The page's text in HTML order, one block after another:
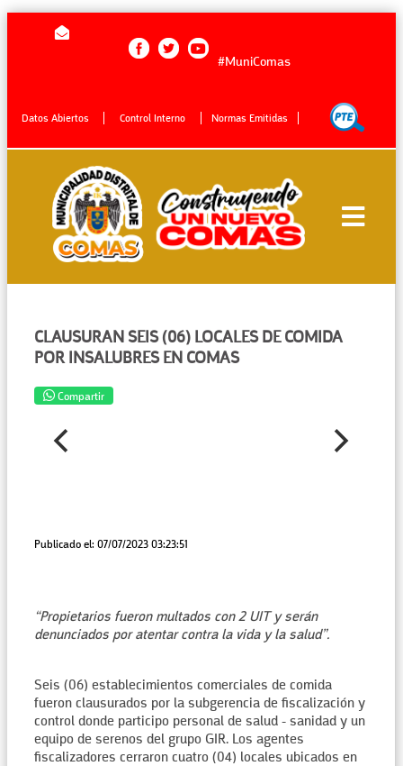
#MuniComas
Datos Abiertos Control Interno Normas Emitidas
CLAUSURAN SEIS (06) LOCALES DE COMIDA
POR INSALUBRES EN COMAS
Compartir
Publicado el: 07/07/2023 03:23:51
“Propietarios fueron multados con 2 UIT y serán
denunciados por atentar contra la vida y la salud”.
Seis (06) establecimientos comerciales de comida
fueron clausurados por la subgerencia de fiscalización y
control donde participo personal de salud - sanidad y un
equipo de serenos del grupo GIR. Los agentes
fiscalizadores cerraron cuatro (04) locales ubicados en